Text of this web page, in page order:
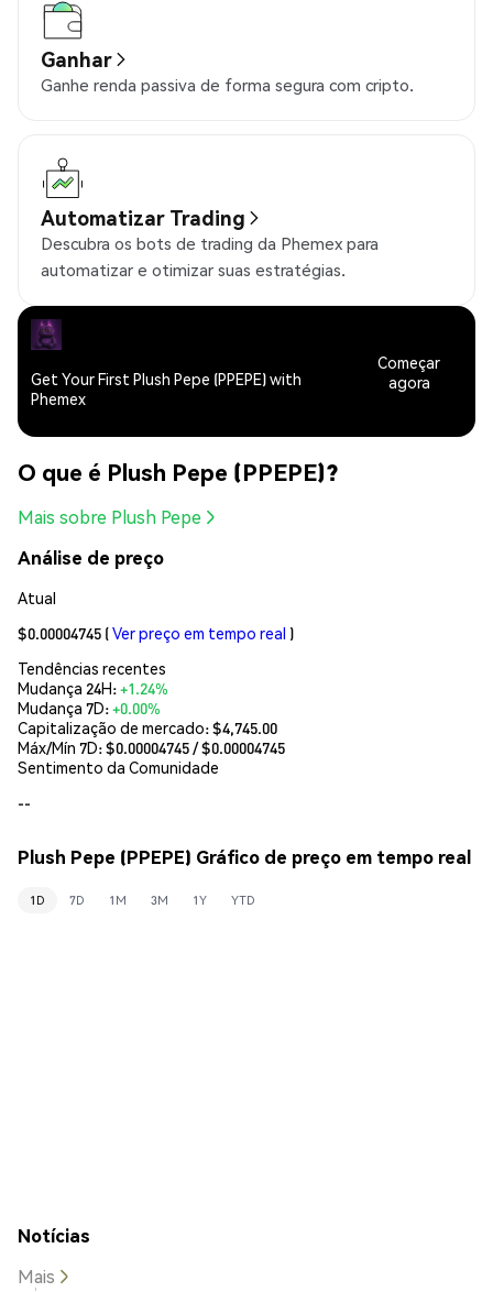
Ganhar
Ganhe renda passiva de forma segura com cripto.
Automatizar Trading
Descubra os bots de trading da Phemex para
automatizar e otimizar suas estratégias.
Get Your First Plush Pepe (PPEPE) with
Phemex
Começar
agora
O que é Plush Pepe (PPEPE)?
Mais sobre Plush Pepe
Análise de preço
Atual
$0.00004745 (Ver preço em tempo real )
Tendências recentes
Mudança 24H:+1.24%
Mudança 7D:+0.00%
Capitalização de mercado:$4,745.00
Máx/Mín 7D: $0.00004745/ $0.00004745
Sentimento da Comunidade
--
Plush Pepe (PPEPE) Gráfico de preço em tempo real
1D 7D 1M 3M 1Y YTD
Notícias
Mais